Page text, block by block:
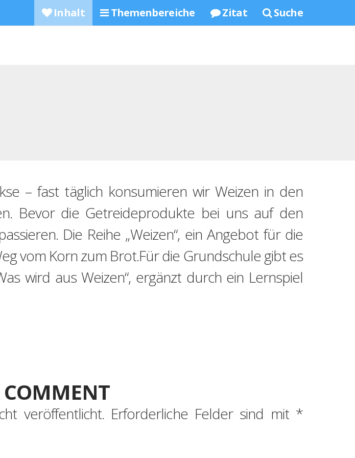
Inhalt Themenbereiche Zitat Suche
– fast täglich konsumieren wir Weizen in den
Bevor die Getreideprodukte bei uns auf den
Die Reihe „Weizen“, ein Angebot für die
vom Korn zum Brot.Für die Grundschule gibt es
wird aus Weizen“, ergänzt durch ein Lernspiel
COMMENT
veröffentlicht. Erforderliche Felder sind mit *